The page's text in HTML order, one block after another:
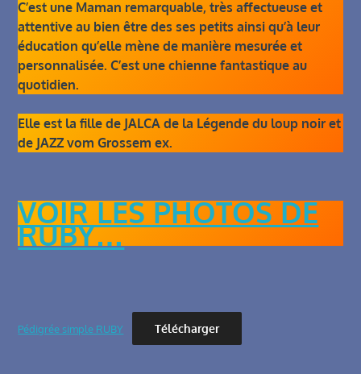
C’est une Maman remarquable, très affectueuse et
attentive au bien être des ses petits ainsi qu’à leur
éducation qu’elle mène de manière mesurée et
personnalisée. C’est une chienne fantastique au
quotidien.
Elle est la fille de JALCA de la Légende du loup noir et
de JAZZ vom Grossem ex.
VOIR LES PHOTOS DE
RUBY…
Pédigrée simple RUBY Télécharger